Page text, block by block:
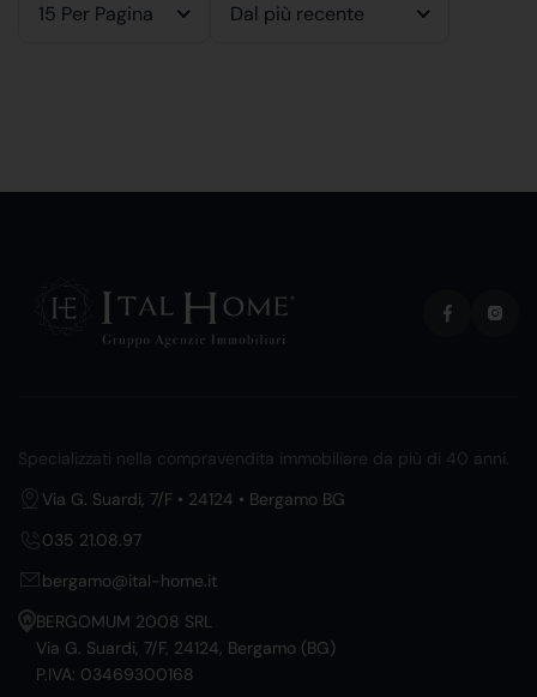
15 Per Pagina Dal più recente
Specializzati nella compravendita immobiliare da più di 40 anni.
Via G. Suardi, 7/F • 24124 • Bergamo BG
035 21.08.97
bergamo@ital-home.it
BERGOMUM 2008 SRL
Via G. Suardi, 7/F, 24124, Bergamo (BG)
P.IVA: 03469300168